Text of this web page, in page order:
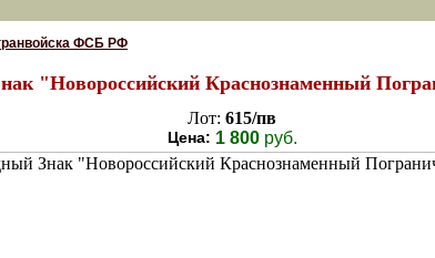
ФСБ РФ
"Новороссийский Краснознаменный
Лот: 615/пв
Цена: 1 800руб.